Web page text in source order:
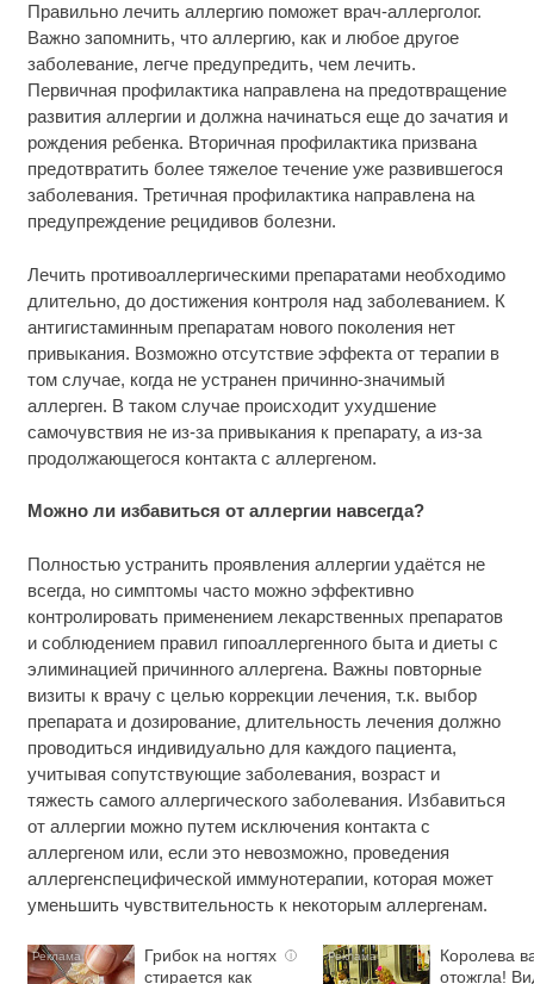
Правильно лечить аллергию поможет врач-аллерголог.
Важно запомнить, что аллергию, как и любое другое
заболевание, легче предупредить, чем лечить.
Первичная профилактика направлена на предотвращение
развития аллергии и должна начинаться еще до зачатия и
рождения ребенка. Вторичная профилактика призвана
предотвратить более тяжелое течение уже развившегося
заболевания. Третичная профилактика направлена на
предупреждение рецидивов болезни.
Лечить противоаллергическими препаратами необходимо
длительно, до достижения контроля над заболеванием. К
антигистаминным препаратам нового поколения нет
привыкания. Возможно отсутствие эффекта от терапии в
том случае, когда не устранен причинно-значимый
аллерген. В таком случае происходит ухудшение
самочувствия не из-за привыкания к препарату, а из-за
продолжающегося контакта с аллергеном.
Можно ли избавиться от аллергии навсегда?
Полностью устранить проявления аллергии удаётся не
всегда, но симптомы часто можно эффективно
контролировать применением лекарственных препаратов
и соблюдением правил гипоаллергенного быта и диеты c
элиминацией причинного аллергена. Важны повторные
визиты к врачу с целью коррекции лечения, т.к. выбор
препарата и дозирование, длительность лечения должно
проводиться индивидуально для каждого пациента,
учитывая сопутствующие заболевания, возраст и
тяжесть самого аллергического заболевания. Избавиться
от аллергии можно путем исключения контакта с
аллергеном или, если это невозможно, проведения
аллергенспецифической иммунотерапии, которая может
уменьшить чувствительность к некоторым аллергенам.
i
Грибок на ногтях
стирается как
Королева
отожгла!